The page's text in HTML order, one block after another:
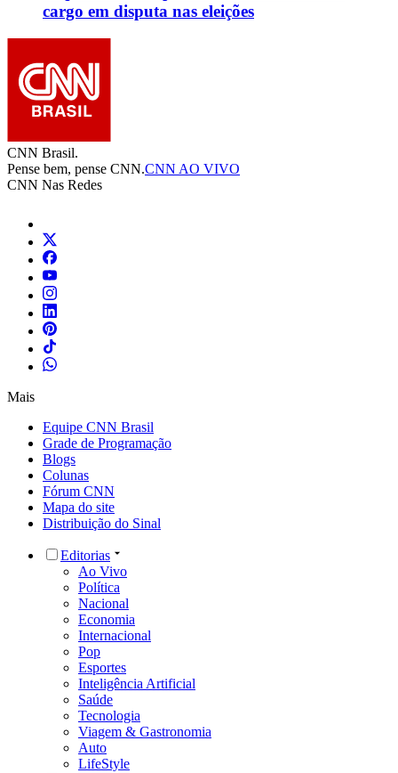
cargo em disputa nas eleições
CNN Brasil.
Pense bem, pense CNN.CNN AO VIVO
CNN Nas Redes
Mais
Equipe CNN Brasil
Grade de Programação
Blogs
Colunas
Fórum CNN
Mapa do site
Distribuição do Sinal
Editorias
Ao Vivo
Política
Nacional
Economia
Internacional
Pop
Esportes
Inteligência Artificial
Saúde
Tecnologia
Viagem & Gastronomia
Auto
LifeStyle